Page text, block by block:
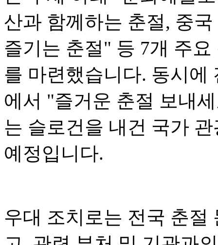
산과 함께하는 춘절, 중
즐기는 춘절" 등 7개 주
를 마련했습니다. 동시에
에서 "즐거운 춘절 보내
는 슬로건을 내건 국가
예정입니다.
우대 조치로는 전국 춘절